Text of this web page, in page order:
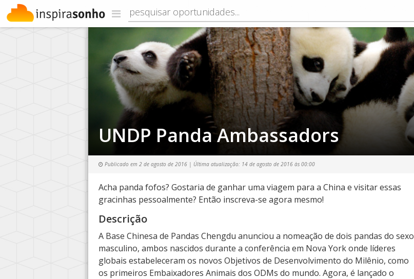
UNDP Panda Ambassadors
Publicado em 2 de agosto de 2016 | Última atualização: 14 de agosto de 2016 às 00:00
Acha panda fofos? Gostaria de ganhar uma viagem para a China e visitar essas
gracinhas pessoalmente? Então inscreva-se agora mesmo!
Descrição
A Base Chinesa de Pandas Chengdu anunciou a nomeação de dois pandas do sexo
masculino, ambos nascidos durante a conferência em Nova York onde líderes
globais estabeleceram os novos Objetivos de Desenvolvimento do Milênio, como
os primeiros Embaixadores Animais dos ODMs do mundo. Agora, é lançado o